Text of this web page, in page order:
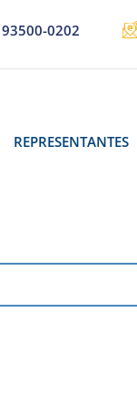
0202
REPRESENTANTES